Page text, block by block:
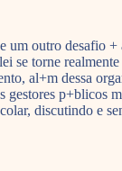
um outro desafio
se torne
al+m dessa
gestores p+blicos
discutindo e